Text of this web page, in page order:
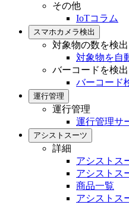
その他
IoTコラム
スマホカメラ検出
対象物の数を検出
対象物を自
バーコードを検出
バーコード
運行管理
運行管理
運行管理サ
アシストスーツ
詳細
アシストス
アシストス
商品一覧
アシストス